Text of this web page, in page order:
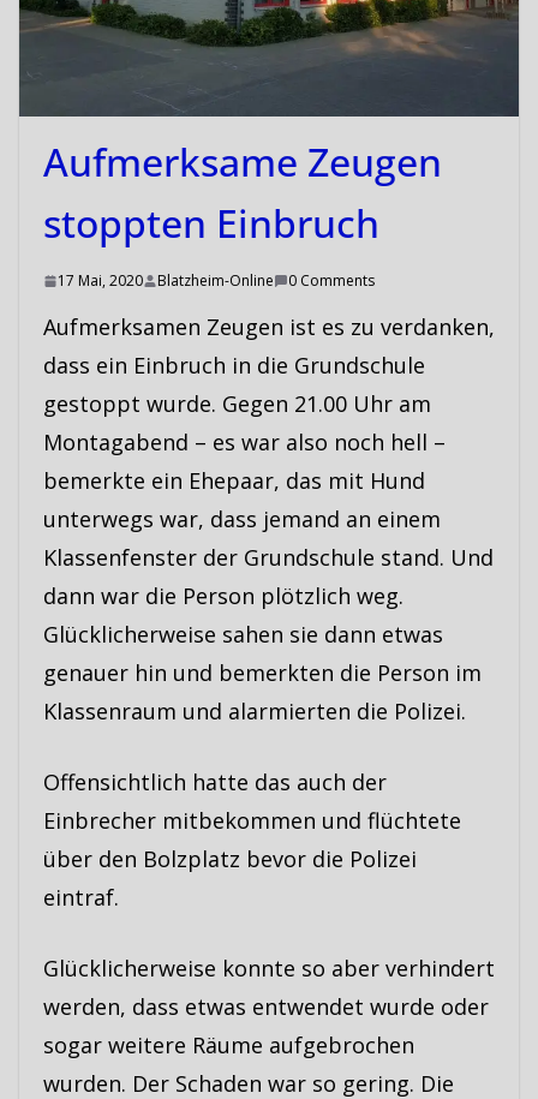
Aufmerksame Zeugen
stoppten Einbruch
17 Mai, 2020 Blatzheim-Online 0 Comments
Aufmerksamen Zeugen ist es zu verdanken,
dass ein Einbruch in die Grundschule
gestoppt wurde. Gegen 21.00 Uhr am
Montagabend – es war also noch hell –
bemerkte ein Ehepaar, das mit Hund
unterwegs war, dass jemand an einem
Klassenfenster der Grundschule stand. Und
dann war die Person plötzlich weg.
Glücklicherweise sahen sie dann etwas
genauer hin und bemerkten die Person im
Klassenraum und alarmierten die Polizei.
Offensichtlich hatte das auch der
Einbrecher mitbekommen und flüchtete
über den Bolzplatz bevor die Polizei
eintraf.
Glücklicherweise konnte so aber verhindert
werden, dass etwas entwendet wurde oder
sogar weitere Räume aufgebrochen
wurden. Der Schaden war so gering. Die